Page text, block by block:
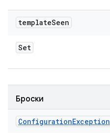
templateSeen
Set
Броски
ConfigurationException